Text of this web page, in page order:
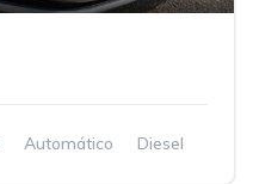
Automático
Diesel